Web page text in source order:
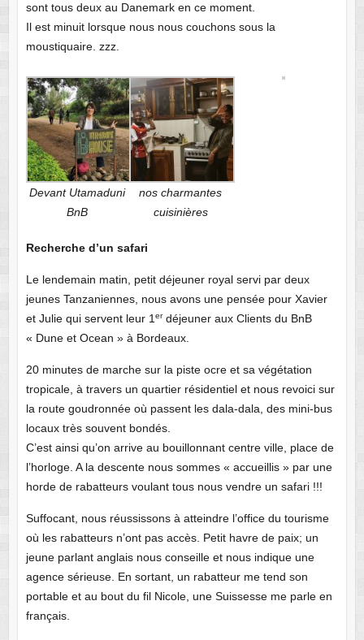
sont tous deux au Danemark en ce moment.
Il est minuit lorsque nous nous couchons sous la
moustiquaire. zzz.
Devant Utamaduni
BnB
nos charmantes
cuisinières
Recherche d’un safari
Le lendemain matin, petit déjeuner royal servi par deux
jeunes Tanzaniennes, nous avons une pensée pour Xavier
et Julie qui servent leur 1 erdéjeuner aux Clients du BnB
« Dune et Ocean » à Bordeaux.
20 minutes de marche sur la piste ocre et sa végétation
tropicale, à travers un quartier résidentiel et nous revoici sur
la route goudronnée où passent les dala-dala, des mini-bus
locaux très souvent bondés.
C’est ainsi qu’on arrive au bouillonnant centre ville, place de
l’horloge. A la descente nous sommes « accueillis » par une
horde de rabatteurs voulant tous nous vendre un safari !!!
Suffocant, nous réussissons à atteindre l’office du tourisme
où les rabatteurs n’ont pas accès. Petit havre de paix; un
jeune parlant anglais nous conseille et nous indique une
agence sérieuse. En sortant, un rabatteur me tend son
portable et au bout du fil Nicole, une Suissesse me parle en
français.